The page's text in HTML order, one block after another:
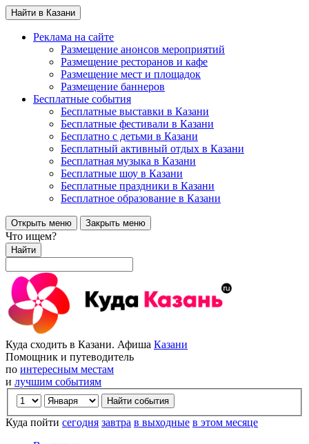
Найти в Казани
Реклама на сайте
Размещение анонсов мероприятий
Размещение ресторанов и кафе
Размещение мест и площадок
Размещение баннеров
Бесплатные события
Бесплатные выставки в Казани
Бесплатные фестивали в Казани
Бесплатно с детьми в Казани
Бесплатный активный отдых в Казани
Бесплатная музыка в Казани
Бесплатные шоу в Казани
Бесплатные праздники в Казани
Бесплатное образование в Казани
Открыть меню Закрыть меню
Что ищем?
Найти
Куда сходить в Казани. Афиша Казани
Помощник и путеводитель
по интересным местам
и лучшим событиям
Куда пойти сегодня завтра в выходные в этом месяце